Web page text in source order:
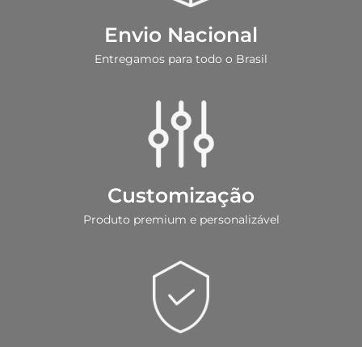
Envio Nacional
Entregamos para todo o Brasil
Customização
Produto premium e personalizável